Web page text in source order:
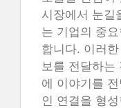
시장에서 눈길
는 기업의 중
합니다. 이러
보를 전달하는
에 이야기를
인 연결을 형